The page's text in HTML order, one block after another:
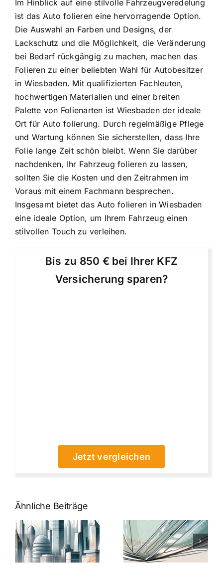
Im Hinblick auf eine stilvolle Fahrzeugveredelung
ist das Auto folieren eine hervorragende Option.
Die Auswahl an Farben und Designs, der
Lackschutz und die Möglichkeit, die Veränderung
bei Bedarf rückgängig zu machen, machen das
Folieren zu einer beliebten Wahl für Autobesitzer
in Wiesbaden. Mit qualifizierten Fachleuten,
hochwertigen Materialien und einer breiten
Palette von Folienarten ist Wiesbaden der ideale
Ort für Auto folierung. Durch regelmäßige Pflege
und Wartung können Sie sicherstellen, dass Ihre
Folie lange Zeit schön bleibt. Wenn Sie darüber
nachdenken, Ihr Fahrzeug folieren zu lassen,
sollten Sie die Kosten und den Zeitrahmen im
Voraus mit einem Fachmann besprechen.
Insgesamt bietet das Auto folieren in Wiesbaden
eine ideale Option, um Ihrem Fahrzeug einen
stilvollen Touch zu verleihen.
Bis zu 850 € bei Ihrer KFZ
Versicherung sparen?
Jetzt vergleichen
Ähnliche Beiträge
5 Gründe,
warum
Nanoversiegelung
auf Glas
7
Expertentipps
für maximale